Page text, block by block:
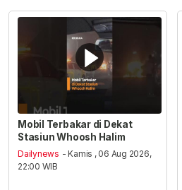
Mobil Terbakar di Dekat
Stasiun Whoosh Halim
Dailynews - Kamis , 06 Aug 2026,
22:00 WIB